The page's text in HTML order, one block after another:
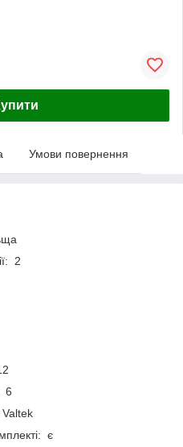
Умови повернення
2
6
є